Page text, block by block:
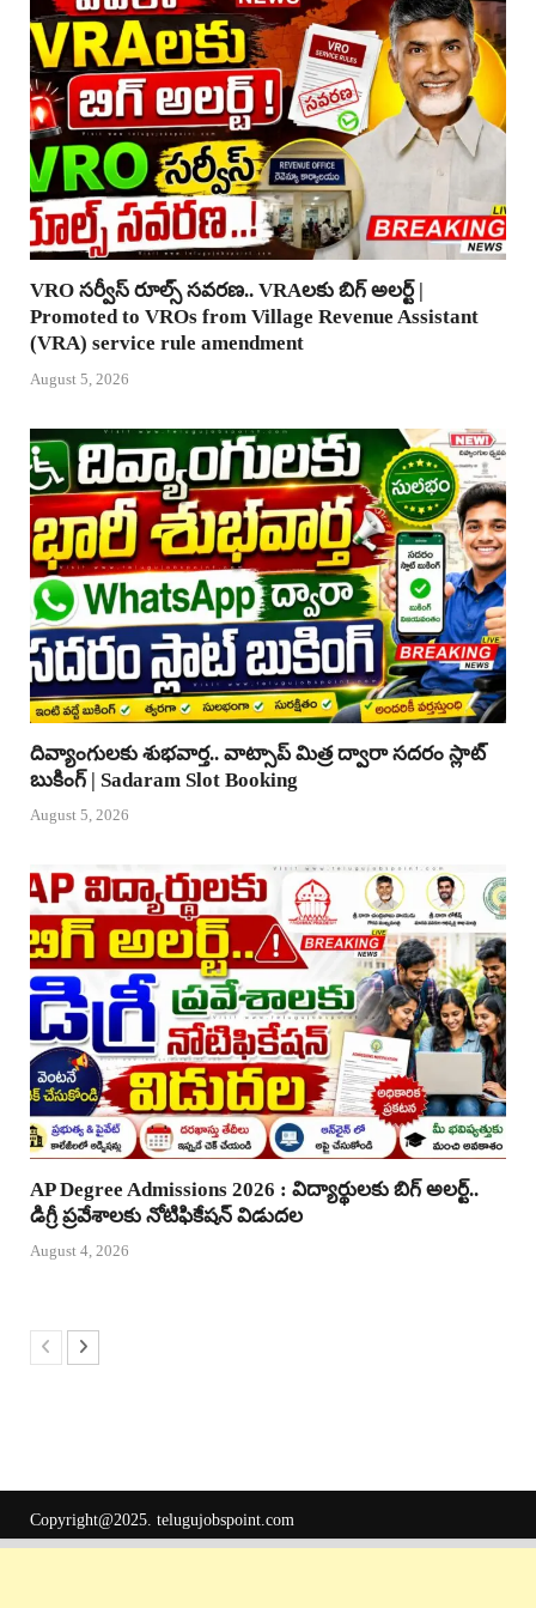
VRO సర్వీస్ రూల్స్ సవరణ.. VRAలకు బిగ్ అలర్ట్ |
Promoted to VROs from Village Revenue Assistant
(VRA) service rule amendment
August 5, 2026
దివ్యాంగులకు శుభవార్త.. వాట్సాప్ మిత్ర ద్వారా సదరం స్లాట్
బుకింగ్ | Sadaram Slot Booking
August 5, 2026
AP Degree Admissions 2026 : విద్యార్థులకు బిగ్ అలర్ట్..
డిగ్రీ ప్రవేశాలకు నోటిఫికేషన్ విడుదల
August 4, 2026
Copyright@2025. telugujobspoint.com